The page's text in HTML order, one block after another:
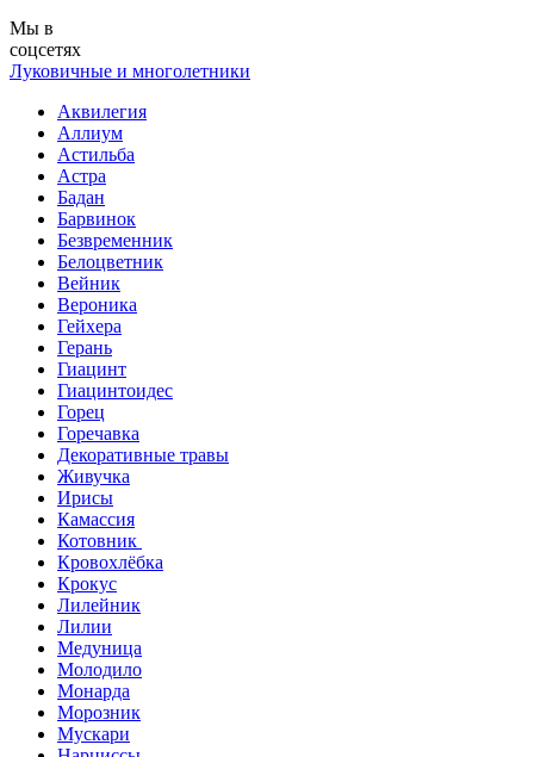
Мы в
соцсетях
Луковичные и многолетники
Аквилегия
Аллиум
Астильба
Астра
Бадан
Барвинок
Безвременник
Белоцветник
Вейник
Вероника
Гейхера
Герань
Гиацинт
Гиацинтоидес
Горец
Горечавка
Декоративные травы
Живучка
Ирисы
Камассия
Котовник
Кровохлёбка
Крокус
Лилейник
Лилии
Медуница
Молодило
Монарда
Морозник
Мускари